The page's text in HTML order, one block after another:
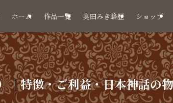
ホーム 作品一覧 奥田みき略歴 ショップ
｜特徴・ご利益・日本神話の